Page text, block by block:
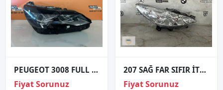
PEUGEOT 3008 FULL LED SAĞ FAR ORJİNAL
Fiyat Sorunuz
207 SAĞ FAR SIFIR İTHAL 06-
Fiyat Sorunuz